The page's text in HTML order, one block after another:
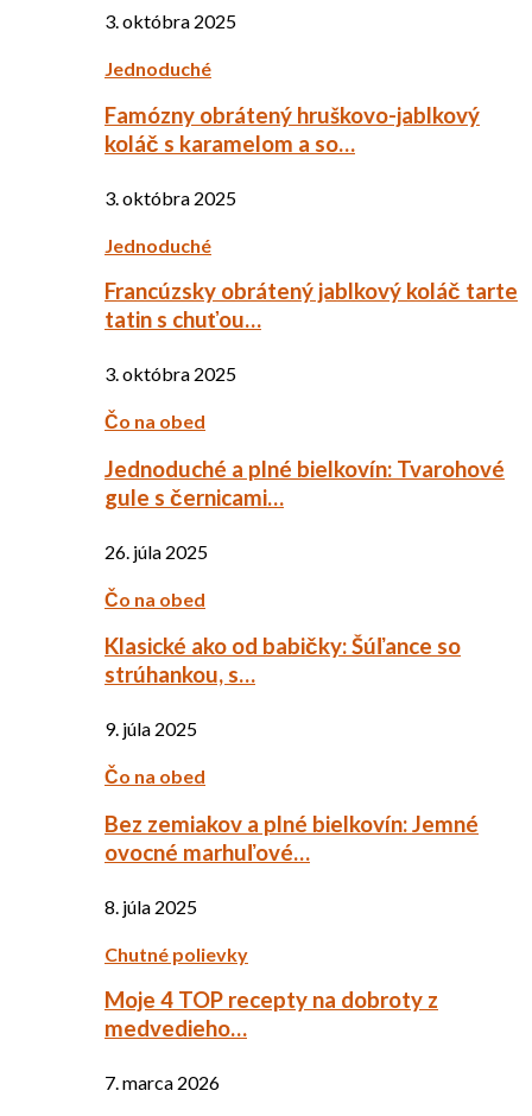
3. októbra 2025
Jednoduché
Famózny obrátený hruškovo-jablkový
koláč s karamelom a so…
3. októbra 2025
Jednoduché
Francúzsky obrátený jablkový koláč tarte
tatin s chuťou…
3. októbra 2025
Čo na obed
Jednoduché a plné bielkovín: Tvarohové
gule s černicami…
26. júla 2025
Čo na obed
Klasické ako od babičky: Šúľance so
strúhankou, s…
9. júla 2025
Čo na obed
Bez zemiakov a plné bielkovín: Jemné
ovocné marhuľové…
8. júla 2025
Chutné polievky
Moje 4 TOP recepty na dobroty z
medvedieho…
7. marca 2026